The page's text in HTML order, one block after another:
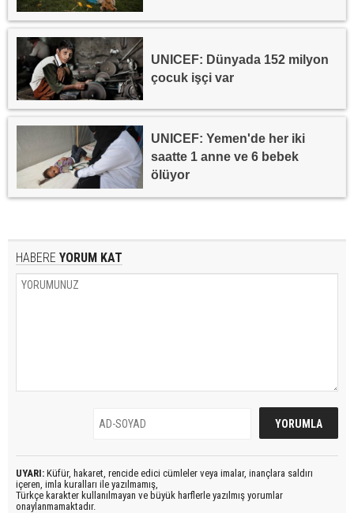
UNICEF: Dünyada 152 milyon
çocuk işçi var
UNICEF: Yemen'de her iki
saatte 1 anne ve 6 bebek
ölüyor
HABERE YORUM KAT
UYARI: Küfür, hakaret, rencide edici cümleler veya imalar, inançlara saldırı
içeren, imla kuralları ile yazılmamış,
Türkçe karakter kullanılmayan ve büyük harflerle yazılmış yorumlar
onaylanmamaktadır.